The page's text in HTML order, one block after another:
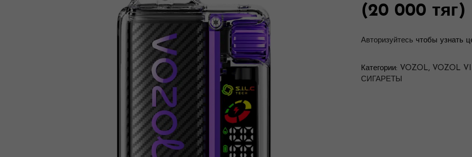
(20 000 тяг)
Авторизуйтесь чтобы узнать
Категории: VOZOL, VOZOL
СИГАРЕТЫ